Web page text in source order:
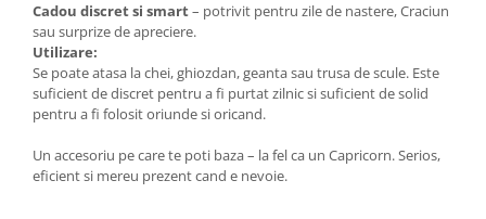
Cadou discret si smart– potrivit pentru zile de nastere, Craciun
sau surprize de apreciere.
Utilizare:
Se poate atasa la chei, ghiozdan, geanta sau trusa de scule. Este
suficient de discret pentru a fi purtat zilnic si suficient de solid
pentru a fi folosit oriunde si oricand.
Un accesoriu pe care te poti baza – la fel ca un Capricorn. Serios,
eficient si mereu prezent cand e nevoie.